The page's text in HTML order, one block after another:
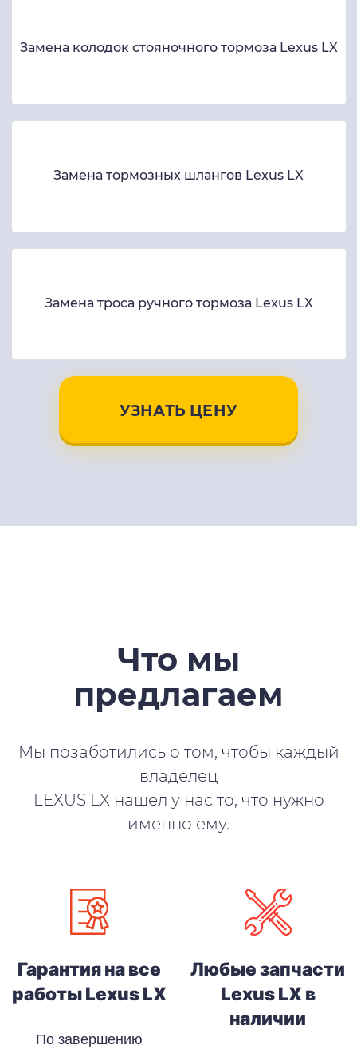
Замена колодок стояночного тормоза Lexus LX
Замена тормозных шлангов Lexus LX
Замена троса ручного тормоза Lexus LX
УЗНАТЬ ЦЕНУ
Что мы
предлагаем
Мы позаботились о том, чтобы каждый
владелец
LEXUS LX нашел у нас то, что нужно
именно ему.
Гарантия на все
работы Lexus LX
По завершению
Любые запчасти
Lexus LX в
наличии